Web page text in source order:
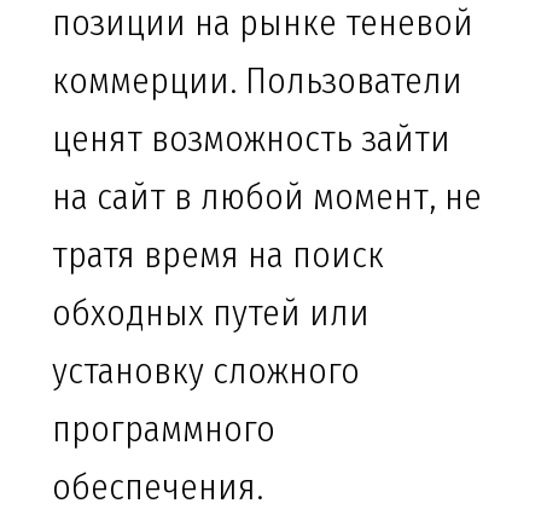
позиции на рынке теневой
коммерции. Пользователи
ценят возможность зайти
на сайт в любой момент, не
тратя время на поиск
обходных путей или
установку сложного
программного
обеспечения.